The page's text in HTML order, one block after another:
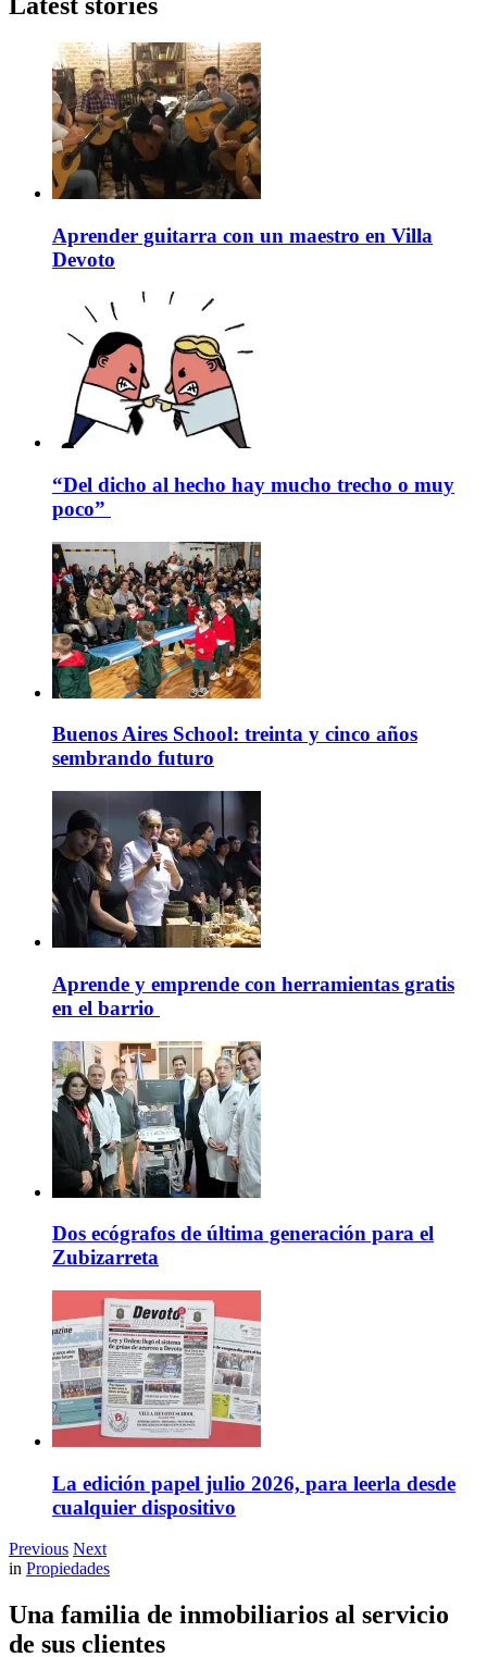
Aprender guitarra con un maestro en Villa
Devoto
“Del dicho al hecho hay mucho trecho o muy
poco”
Buenos Aires School: treinta y cinco años
sembrando futuro
Aprende y emprende con herramientas gratis
en el barrio
Dos ecógrafos de última generación para el
Zubizarreta
La edición papel julio 2026, para leerla desde
cualquier dispositivo
Previous Next
in Propiedades
Una familia de inmobiliarios al servicio
de sus clientes